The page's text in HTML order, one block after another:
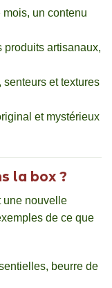
mois, un contenu
produits artisanaux,
senteurs et textures
et mystérieux
la box ?
une nouvelle
de ce que
beurre de